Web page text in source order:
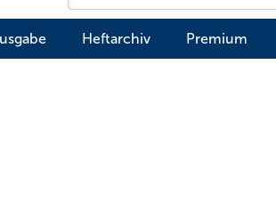
Heftarchiv Premium